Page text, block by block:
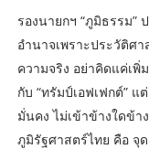
รองนายกฯ “ภูมิธรรม”
อำนาจเพราะประวัติศ
ความจริง อย่าคิดแค่เ
กับ “ทรัมป์เอฟเฟกต์”
มั่นคง ไม่เข้าข้างใดข้า
ภูมิรัฐศาสตร์ไทย คือ จุ